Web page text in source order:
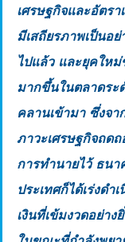
เศรษฐกิจและอัตรา
มีเสถียรภาพเป็นอ
ไปแล้ว และยุคให
มากขึ้นในตลาดร
คลานเข้ามา ซึ่งจา
ภาวะเศรษฐกิจถด
การทำนายไว้ ธนา
ประเทศก็ได้เร่งดำ
เงินที่เข้มงวดอย่าง